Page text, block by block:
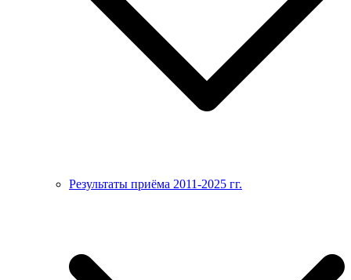
Результаты приёма 2011-2025 гг.